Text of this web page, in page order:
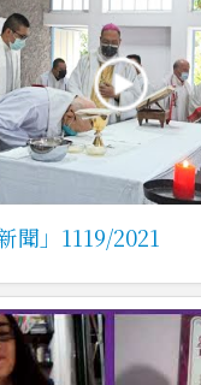
聞」1119/2021